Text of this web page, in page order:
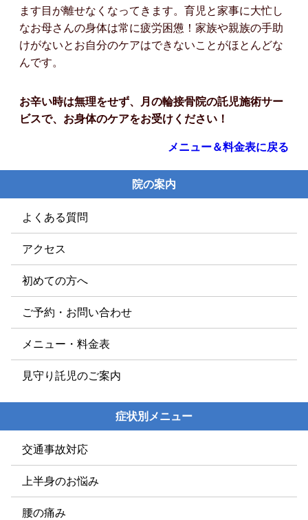
ます目が離せなくなってきます。育児と家事に大忙し
なお母さんの身体は常に疲労困憊！家族や親族の手助
けがないとお自分のケアはできないことがほとんどな
んです。
お辛い時は無理をせず、月の輪接骨院の託児施術サー
ビスで、お身体のケアをお受けください！
メニュー＆料金表に戻る
院の案内
よくある質問
アクセス
初めての方へ
ご予約・お問い合わせ
メニュー・料金表
見守り託児のご案内
症状別メニュー
交通事故対応
上半身のお悩み
腰の痛み